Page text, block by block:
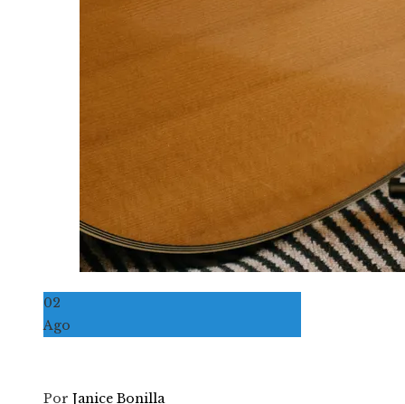
02
Ago
Por Janice Bonilla